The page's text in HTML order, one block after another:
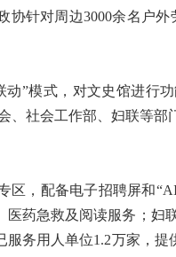
针对周边3000余名户
模式，对文史馆进行
社会工作部、妇联等
，配备电子招聘屏和
药急救及阅读服务；妇
务用人单位1.2万家，